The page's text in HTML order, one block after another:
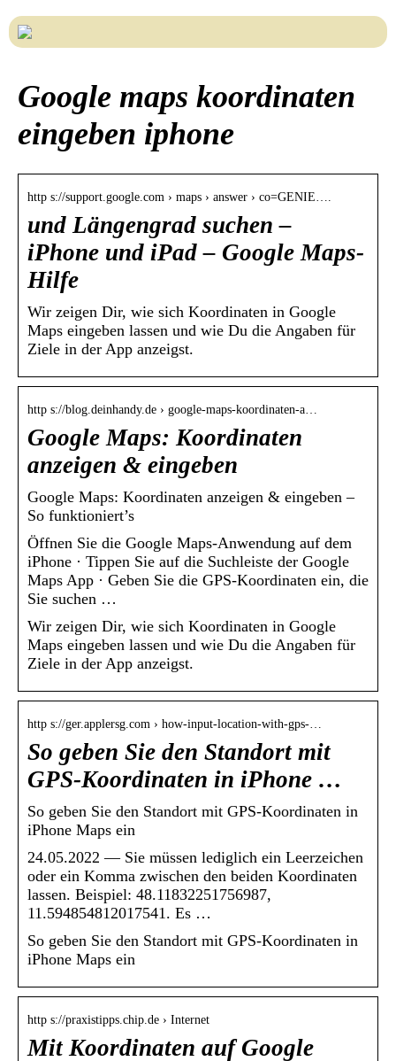
Google maps koordinaten
eingeben iphone
http s://support.google.com › maps › answer › co=GENIE….
und Längengrad suchen –
iPhone und iPad – Google Maps-
Hilfe
Wir zeigen Dir, wie sich Koordinaten in Google
Maps eingeben lassen und wie Du die Angaben für
Ziele in der App anzeigst.
http s://blog.deinhandy.de › google-maps-koordinaten-a…
Google Maps: Koordinaten
anzeigen & eingeben
Google Maps: Koordinaten anzeigen & eingeben –
So funktioniert’s
Öffnen Sie die Google Maps-Anwendung auf dem
iPhone · Tippen Sie auf die Suchleiste der Google
Maps App · Geben Sie die GPS-Koordinaten ein, die
Sie suchen …
Wir zeigen Dir, wie sich Koordinaten in Google
Maps eingeben lassen und wie Du die Angaben für
Ziele in der App anzeigst.
http s://ger.applersg.com › how-input-location-with-gps-…
So geben Sie den Standort mit
GPS-Koordinaten in iPhone …
So geben Sie den Standort mit GPS-Koordinaten in
iPhone Maps ein
24.05.2022 — Sie müssen lediglich ein Leerzeichen
oder ein Komma zwischen den beiden Koordinaten
lassen. Beispiel: 48.11832251756987,
11.594854812017541. Es …
So geben Sie den Standort mit GPS-Koordinaten in
iPhone Maps ein
http s://praxistipps.chip.de › Internet
Mit Koordinaten auf Google